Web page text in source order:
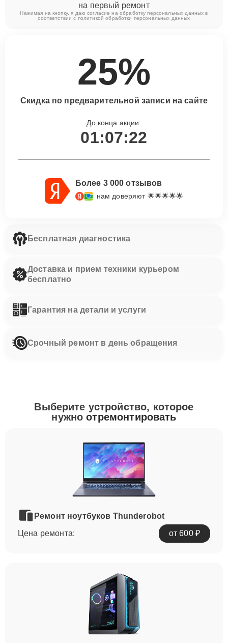
на первый ремонт
Нажимая на кнопку, я даю согласие на обработку персональных данных в
соответствии с политикой обработки персональных данных
25%
Скидка по предварительной записи на сайте
До конца акции:
01:07:21
Более 3 000 отзывов
нам доверяют 🌟🌟🌟🌟🌟
Бесплатная диагностика
Доставка и прием техники курьером
бесплатно
Гарантия на детали и услуги
Срочный ремонт в день обращения
Выберите устройство, которое
нужноотремонтировать
Ремонт ноутбуков Thunderobot
Цена ремонта:
от 600 ₽